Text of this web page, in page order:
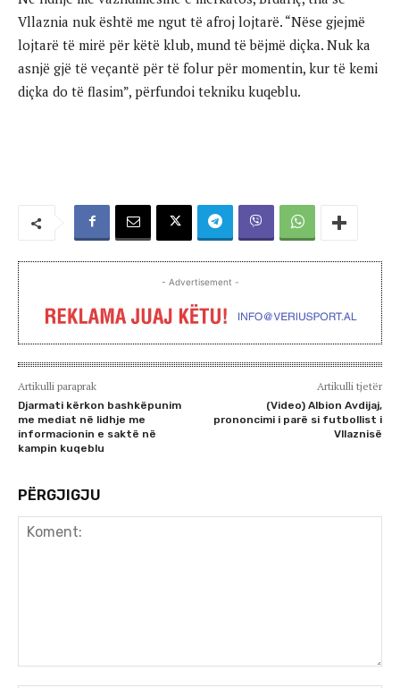
Vllaznia nuk është me ngut të afroj lojtarë. “Nëse gjejmë
lojtarë të mirë për këtë klub, mund të bëjmë diçka. Nuk ka
asnjë gjë të veçantë për të folur për momentin, kur të kemi
diçka do të flasim”, përfundoi tekniku kuqeblu.
- Advertisement -
Artikulli paraprak
Djarmati kërkon bashkëpunim
me mediat në lidhje me
informacionin e saktë në
kampin kuqeblu
Artikulli tjetër
(Video) Albion Avdijaj,
prononcimi i parë si futbollist i
Vllaznisë
PËRGJIGJU